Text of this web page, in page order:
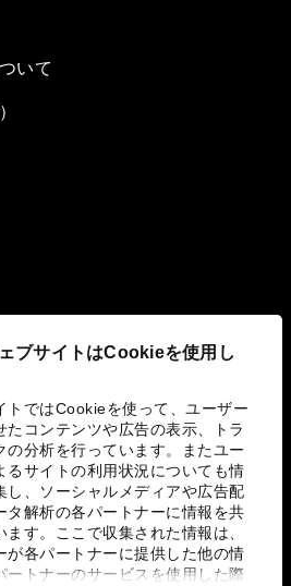
ブサイトはCookieを使用し
トではCookieを使って、ユーザー
たコンテンツや広告の表示、トラ
の分析を行っています。またユー
るサイトの利用状況についても情
し、ソーシャルメディアや広告配
タ解析の各パートナーに情報を共
ます。ここで収集された情報は、
が各パートナーに提供した他の情
ートナーのサービスを使用した際
いて
り組み